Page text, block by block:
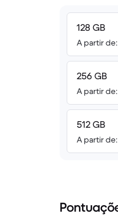
128 GB
A partir de:
256 GB
A partir
512 GB
A partir de: